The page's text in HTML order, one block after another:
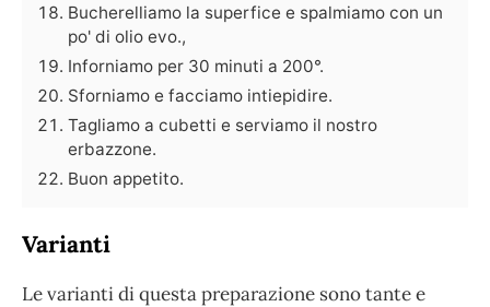
Bucherelliamo la superfice e spalmiamo con un
po' di olio evo.,
Inforniamo per 30 minuti a 200°.
Sforniamo e facciamo intiepidire.
Tagliamo a cubetti e serviamo il nostro
erbazzone.
Buon appetito.
Varianti
Le varianti di questa preparazione sono tante e